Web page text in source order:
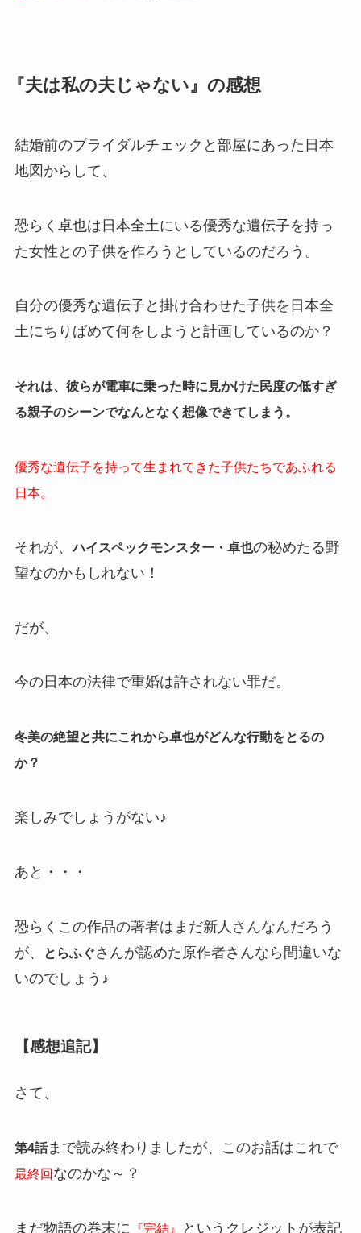
『夫は私の夫じゃない』の感想
結婚前のブライダルチェックと部屋にあった日本
地図からして、
恐らく卓也は日本全土にいる優秀な遺伝子を持っ
た女性との子供を作ろうとしているのだろう。
自分の優秀な遺伝子と掛け合わせた子供を日本全
土にちりばめて何をしようと計画しているのか？
それは、彼らが電車に乗った時に見かけた民度の低すぎ
る親子のシーンでなんとなく想像できてしまう。
優秀な遺伝子を持って生まれてきた子供たちであふれる
日本。
それが、ハイスペックモンスター・卓也の秘めたる野
望なのかもしれない！
だが、
今の日本の法律で重婚は許されない罪だ。
冬美の絶望と共にこれから卓也がどんな行動をとるの
か？
楽しみでしょうがない♪
あと・・・
恐らくこの作品の著者はまだ新人さんなんだろう
が、
とらふぐさんが認めた原作者さんなら間違いな
いのでしょう♪
【感想追記】
さて、
第4話まで読み終わりましたが、このお話はこれで
最終回 なのかな～？
まだ物語の巻末に 『完結』 というクレジットが表記